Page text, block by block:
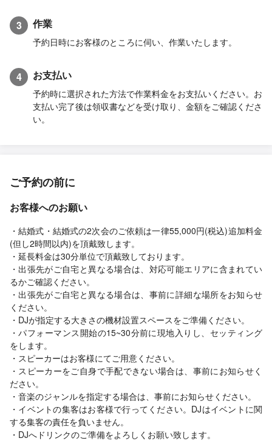
3 作業
予約日時にお客様のところに伺い、作業いたします。
4 お支払い
予約時に選択された方法で作業料金をお支払いください。お
支払い完了後は領収書などを受け取り、金額をご確認くださ
い。
ご予約の前に
お客様へのお願い
・結婚式・結婚式の2次会のご依頼は一律55,000円(税込)追加料金
(但し2時間以内)を頂戴致します。
・延長料金は30分単位で頂戴致しております。
・出張先がご自宅と異なる場合は、対応可能エリアに含まれてい
るかご確認ください。
・出張先がご自宅と異なる場合は、事前に詳細な場所をお知らせ
ください。
・DJが指定する大きさの機材設置スペースをご準備ください。
・パフォーマンス開始の15~30分前に現地入りし、セッティング
をします。
・スピーカーはお客様にてご用意ください。
・スピーカーをご自身で手配できない場合は、事前にお知らせく
ださい。
・音楽のジャンルを指定する場合は、事前にお知らせください。
・イベントの集客はお客様で行ってください。DJはイベントに関
する集客の責任を負いません。
・DJへドリンクのご準備をよろしくお願い致します。